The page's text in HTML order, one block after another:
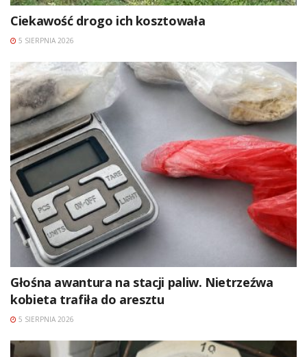
Ciekawość drogo ich kosztowała
5 SIERPNIA 2026
Głośna awantura na stacji paliw. Nietrzeźwa
kobieta trafiła do aresztu
5 SIERPNIA 2026